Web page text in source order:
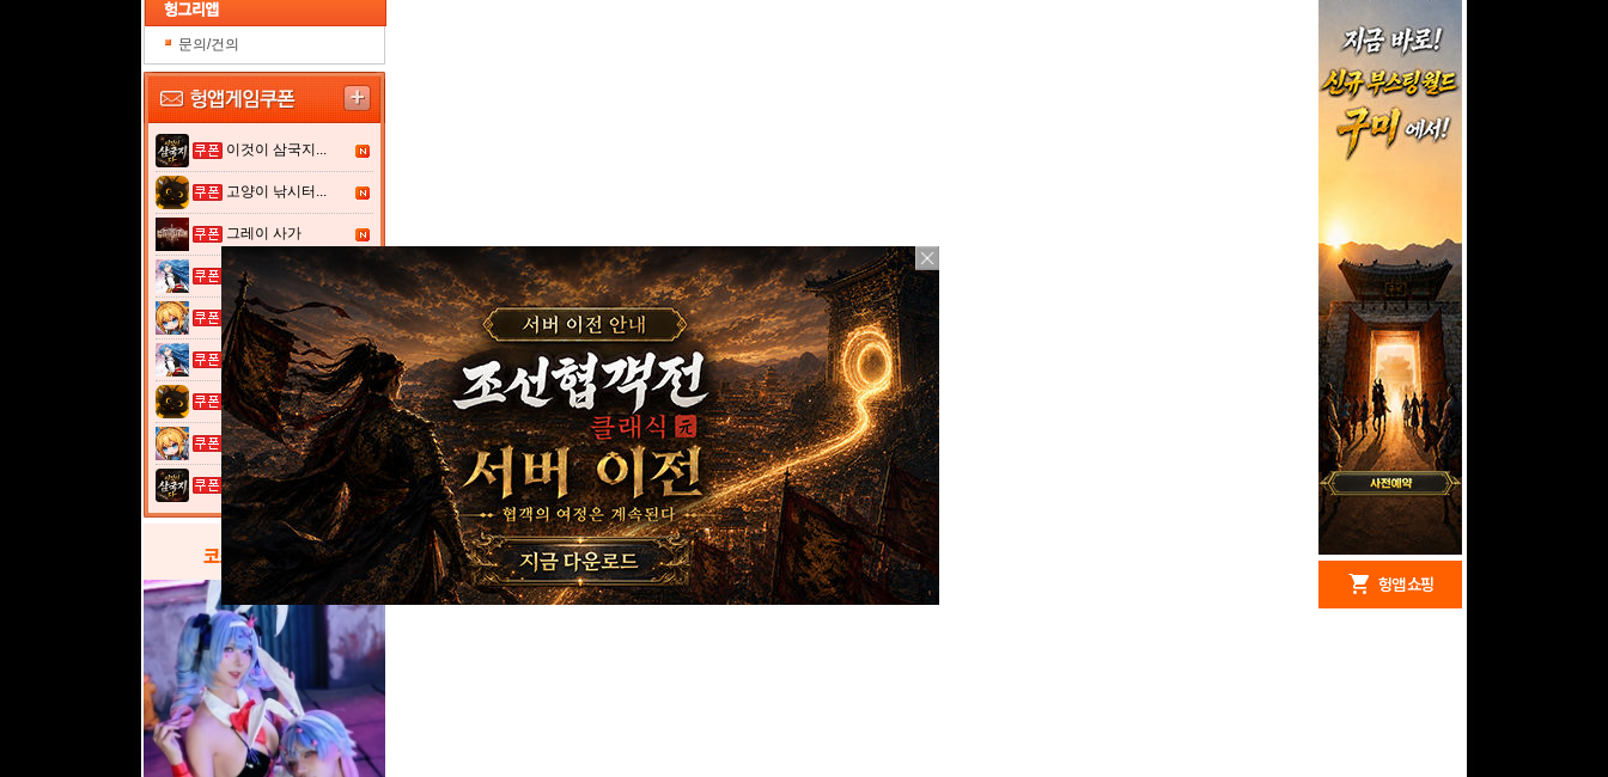
문의/건의
이것이 삼국지...
고양이 낚시터...
그레이 사가
열혈강호: 넥...
여전사 키우기...
열혈강호: 넥...
고양이 낚시터...
여전사 키우기...
이것이 삼국지...
코스프레 갤러리
shopping_cart 헝앱 쇼핑